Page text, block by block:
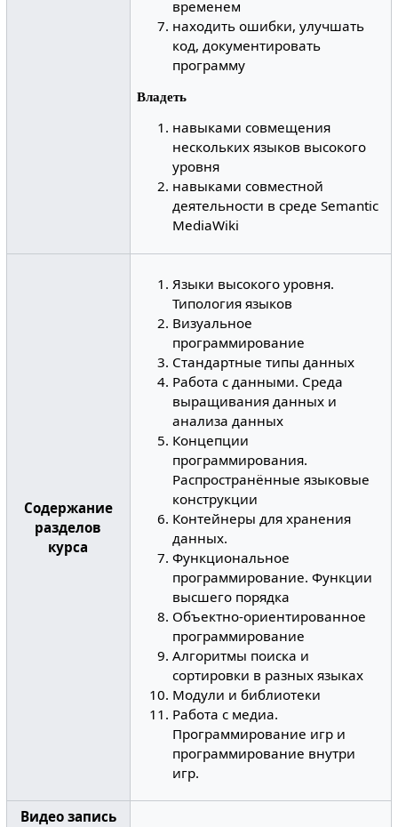
временем
находить ошибки, улучшать
код, документировать
программу
Владеть
навыками совмещения
нескольких языков высокого
уровня
навыками совместной
деятельности в среде Semantic
MediaWiki
Содержание
разделов
курса
Языки высокого уровня.
Типология языков
Визуальное
программирование
Стандартные типы данных
Работа с данными. Среда
выращивания данных и
анализа данных
Концепции
программирования.
Распространённые языковые
конструкции
Контейнеры для хранения
данных.
Функциональное
программирование. Функции
высшего порядка
Объектно-ориентированное
программирование
Алгоритмы поиска и
сортировки в разных языках
Модули и библиотеки
Работа с медиа.
Программирование игр и
программирование внутри
игр.
Видео запись